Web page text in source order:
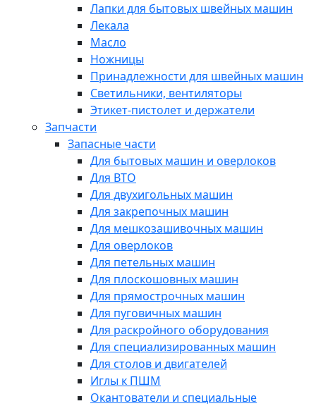
Лапки для бытовых швейных машин
Лекала
Масло
Ножницы
Принадлежности для швейных машин
Светильники, вентиляторы
Этикет-пистолет и держатели
Запчасти
Запасные части
Для бытовых машин и оверлоков
Для ВТО
Для двухигольных машин
Для закрепочных машин
Для мешкозашивочных машин
Для оверлоков
Для петельных машин
Для плоскошовных машин
Для прямострочных машин
Для пуговичных машин
Для раскройного оборудования
Для специализированных машин
Для столов и двигателей
Иглы к ПШМ
Окантователи и специальные